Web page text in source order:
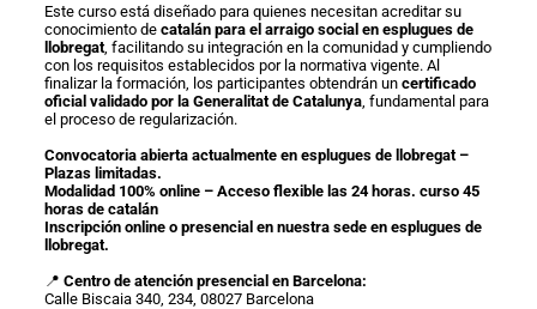
Este curso está diseñado para quienes necesitan acreditar su
conocimiento de catalán para el arraigo social en esplugues de
llobregat, facilitando su integración en la comunidad y cumpliendo
con los requisitos establecidos por la normativa vigente. Al
finalizar la formación, los participantes obtendrán un certificado
oficial validado por la Generalitat de Catalunya, fundamental para
el proceso de regularización.
Convocatoria abierta actualmente en esplugues de llobregat –
Plazas limitadas.
Modalidad 100% online – Acceso flexible las 24 horas. curso 45
horas de catalán
Inscripción online o presencial en nuestra sede en esplugues de
llobregat.
📍 Centro de atención presencial en Barcelona:
Calle Biscaia 340, 234, 08027 Barcelona